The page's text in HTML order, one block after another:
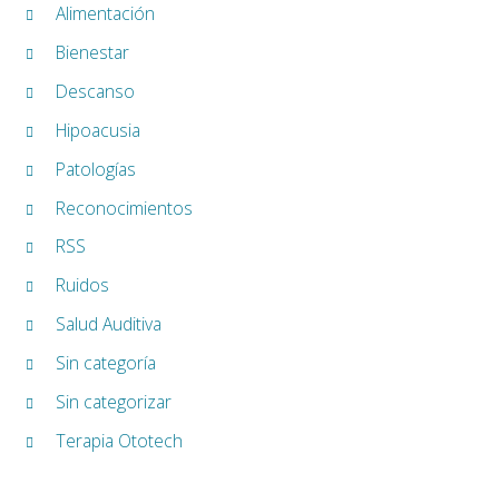
Alimentación
Bienestar
Descanso
Hipoacusia
Patologías
Reconocimientos
RSS
Ruidos
Salud Auditiva
Sin categoría
Sin categorizar
Terapia Ototech